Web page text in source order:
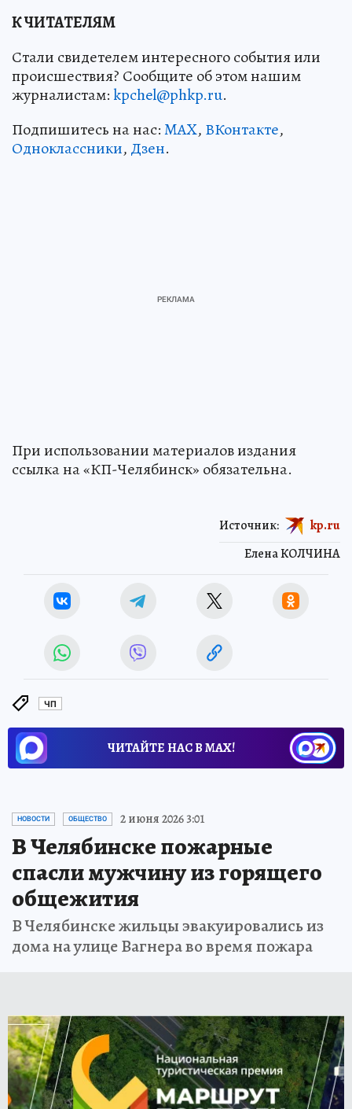
К ЧИТАТЕЛЯМ
Стали свидетелем интересного события или
происшествия? Сообщите об этом нашим
журналистам:kpchel@phkp.ru.
Подпишитесь на нас:MAX, ВКонтакте,
Одноклассники, Дзен.
При использовании материалов издания
ссылка на «КП-Челябинск» обязательна.
Елена КОЛЧИНА
Источник: kp.ru
ЧП
ЧИТАЙТЕ НАС В МАХ!
НОВОСТИ ОБЩЕСТВО 2 июня 2026 3:01
В Челябинске пожарные
спасли мужчину из горящего
общежития
В Челябинске жильцы эвакуировались из
дома на улице Вагнера во время пожара